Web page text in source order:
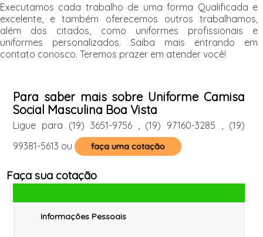
Executamos cada trabalho de uma forma Qualificada e
excelente, e também oferecemos outros trabalhamos,
além dos citados, como uniformes profissionais e
uniformes personalizados. Saiba mais entrando em
contato conosco. Teremos prazer em atender você!
Para saber mais sobre Uniforme Camisa
Social Masculina Boa Vista
Ligue para (19) 3651-9756 (19) 97160-3285
(19)
99381-5613 ou faça uma cotação
Faça sua cotação
Informações Pessoais